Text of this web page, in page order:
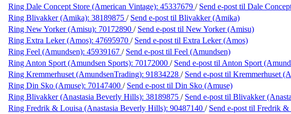
Ring Dale Concept Store (American Vintage): 45337679 / Send e-post til Dale
Ring Blivakker (Amika): 38189875 / Send e-post til Blivakker (Amika)
Ring New Yorker (Amisu): 70172890 / Send e-post til New Yorker (Amisu)
Ring Extra Leker (Amos): 47695970 / Send e-post til Extra Leker (Amos)
Ring Feel (Amundsen): 45939167 / Send e-post til Feel (Amundsen)
Ring Anton Sport (Amundsen Sports): 70172000 / Send e-post til Anton Sport
Ring Kremmerhuset (AmundsenTrading): 91834228 / Send e-post til Kremmerhuset
Ring Din Sko (Amuse): 70147400 / Send e-post til Din Sko (Amuse)
Ring Blivakker (Anastasia Beverly Hills): 38189875 / Send e-post til Blivakker
Ring Fredrik & Louisa (Anastasia Beverly Hills): 90487140 / Send e-post til Fredrik &